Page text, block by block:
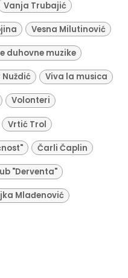
Vanja Trubajić
Vesna Milutinović
duhovne muzike
Viva la musica
Volonteri
Vrtić Trol
Čarli Čaplin
"Derventa"
Mlađenović